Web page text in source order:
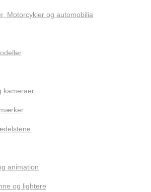
Motorcykler og automobilia
kameraer
animation
og lightere